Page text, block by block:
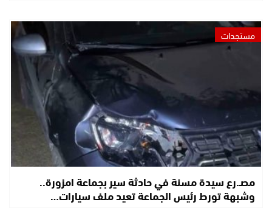
مستجدات
مصـ.رع سيدة مسنة في حادثة سير بجماعة امزورة..
وشبهة تورط رئيس الجماعة تعيد ملف سيارات…